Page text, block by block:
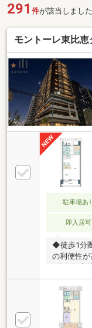
291 件が該当しました
モントーレ東比恵
駐車場あ
即入居可
◆徒歩1分
の利便性
2分の好
に非常に
で創立14
買・収益
っており
で、お気